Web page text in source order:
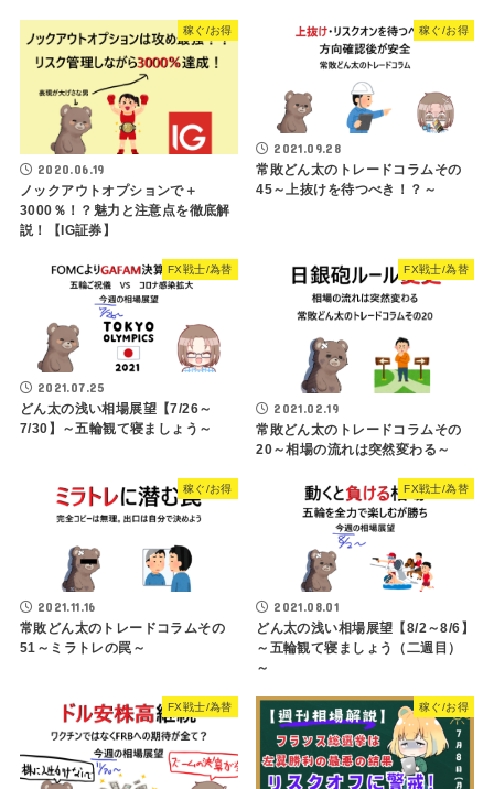
稼ぐ/お得
2020.06.19
ノックアウトオプションで＋
3000％！？魅力と注意点を徹底解
説！【IG証券】
稼ぐ/お得
2021.09.28
常敗どん太のトレードコラムその
45～上抜けを待つべき！？～
FX戦士/為替
2021.07.25
どん太の浅い相場展望【7/26～
7/30】～五輪観て寝ましょう～
FX戦士/為替
2021.02.19
常敗どん太のトレードコラムその
20～相場の流れは突然変わる～
稼ぐ/お得
2021.11.16
常敗どん太のトレードコラムその
51～ミラトレの罠～
FX戦士/為替
2021.08.01
どん太の浅い相場展望【8/2～8/6】
～五輪観て寝ましょう（二週目）
～
FX戦士/為替 稼ぐ/お得